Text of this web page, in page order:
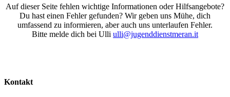
Auf dieser Seite fehlen wichtige Informationen oder Hilfsangebote?
Du hast einen Fehler gefunden? Wir geben uns Mühe, dich
umfassend zu informieren, aber auch uns unterlaufen Fehler.
Bitte melde dich bei Ulli ulli@jugenddienstmeran.it
Kontakt